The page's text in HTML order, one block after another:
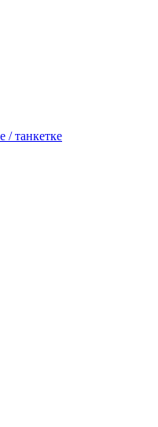
/ танкетке